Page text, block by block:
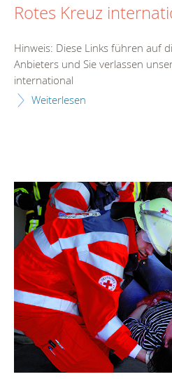
Rotes Kreuz
Hinweis: Diese Links führen auf
Anbieters und Sie verlassen
international
Weiterlesen